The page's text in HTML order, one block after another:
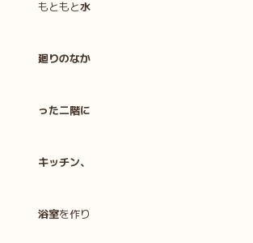
もともと水
廻りのなか
った二階に
キッチン、
浴室を作り